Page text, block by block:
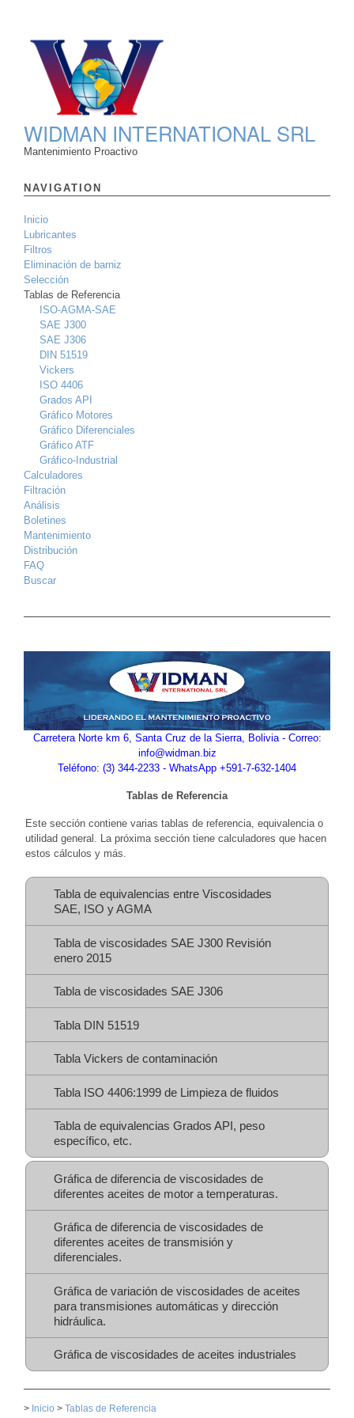
WIDMAN INTERNATIONAL SRL
Mantenimiento Proactivo
NAVIGATION
Inicio
Lubricantes
Filtros
Eliminación de barniz
Selección
Tablas de Referencia
ISO-AGMA-SAE
SAE J300
SAE J306
DIN 51519
Vickers
ISO 4406
Grados API
Gráfico Motores
Gráfico Diferenciales
Gráfico ATF
Gráfico-Industrial
Calculadores
Filtración
Análisis
Boletines
Mantenimiento
Distribución
FAQ
Buscar
Carretera Norte km 6, Santa Cruz de la Sierra, Bolivia - Correo:
info@widman.biz
Teléfono: (3) 344-2233 - WhatsApp +591-7-632-1404
Tablas de Referencia
Este sección contiene varias tablas de referencia, equivalencia o
utilidad general. La próxima sección tiene calculadores que hacen
estos cálculos y más.
Tabla de equivalencias entre Viscosidades
SAE, ISO y AGMA
Tabla de viscosidades SAE J300 Revisión
enero 2015
Tabla de viscosidades SAE J306
Tabla DIN 51519
Tabla Vickers de contaminación
Tabla ISO 4406:1999 de Limpieza de fluidos
Tabla de equivalencias Grados API, peso
específico, etc.
Gráfica de diferencia de viscosidades de
diferentes aceites de motor a temperaturas.
Gráfica de diferencia de viscosidades de
diferentes aceites de transmisión y
diferenciales.
Gráfica de variación de viscosidades de aceites
para transmisiones automáticas y dirección
hidráulica.
Gráfica de viscosidades de aceites industriales
> Inicio > Tablas de Referencia